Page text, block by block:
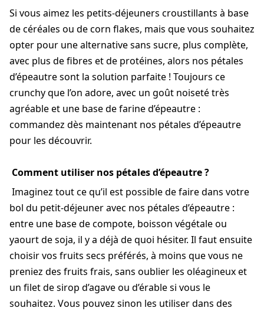
Si vous aimez les petits-déjeuners croustillants à base
de céréales ou de corn flakes, mais que vous souhaitez
opter pour une alternative sans sucre, plus complète,
avec plus de fibres et de protéines, alors nos pétales
d’épeautre sont la solution parfaite ! Toujours ce
crunchy que l’on adore, avec un goût noiseté très
agréable et une base de farine d’épeautre :
commandez dès maintenant nos pétales d’épeautre
pour les découvrir.
Comment utiliser nos pétales d’épeautre ?
Imaginez tout ce qu’il est possible de faire dans votre
bol du petit-déjeuner avec nos pétales d’épeautre :
entre une base de compote, boisson végétale ou
yaourt de soja, il y a déjà de quoi hésiter. Il faut ensuite
choisir vos fruits secs préférés, à moins que vous ne
preniez des fruits frais, sans oublier les oléagineux et
un filet de sirop d’agave ou d’érable si vous le
souhaitez. Vous pouvez sinon les utiliser dans des